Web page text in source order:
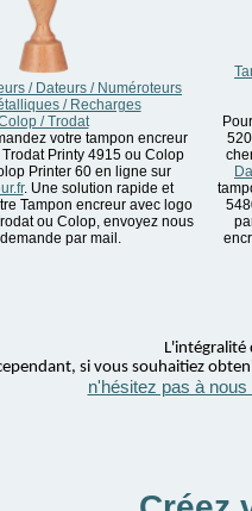
/ Dateurs / Numéroteurs
/ Recharges
/ Trodat
votre tampon encreur
Printy 4915 ou Colop
Printer 60 en ligne sur
. Une solution rapide et
Tampon encreur avec logo
ou Colop, envoyez nous
par mail.
L'intégralité
si vous souhaitiez
n'hésitez pas à nous